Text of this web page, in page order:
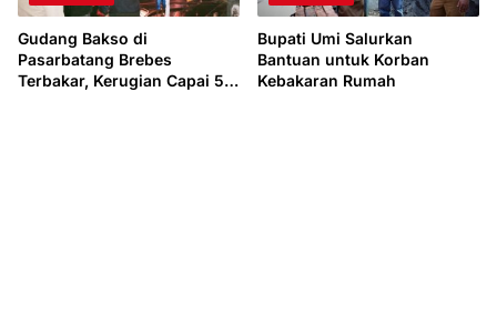
Gudang Bakso di
Pasarbatang Brebes
Terbakar, Kerugian Capai 50
Bupati Umi Salurkan
Bantuan untuk Korban
Kebakaran Rumah